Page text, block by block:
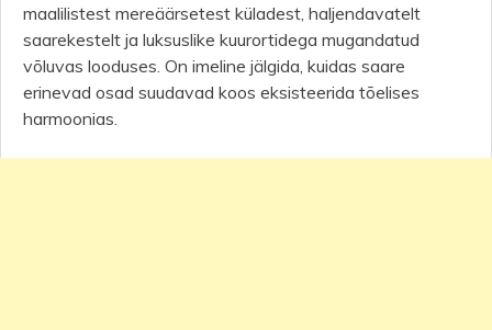
maalilistest mereäärsetest küladest, haljendavatelt
saarekestelt ja luksuslike kuurortidega mugandatud
võluvas looduses. On imeline jälgida, kuidas saare
erinevad osad suudavad koos eksisteerida tõelises
harmoonias.